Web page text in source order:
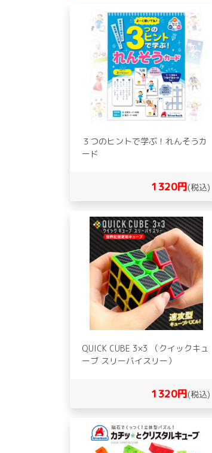
３つのヒントで学ぶ！れんそうカ
ード
1320円(税込)
QUICK CUBE 3×3 （クイックキュ
ーブ スリーバイスリー）
1320円(税込)